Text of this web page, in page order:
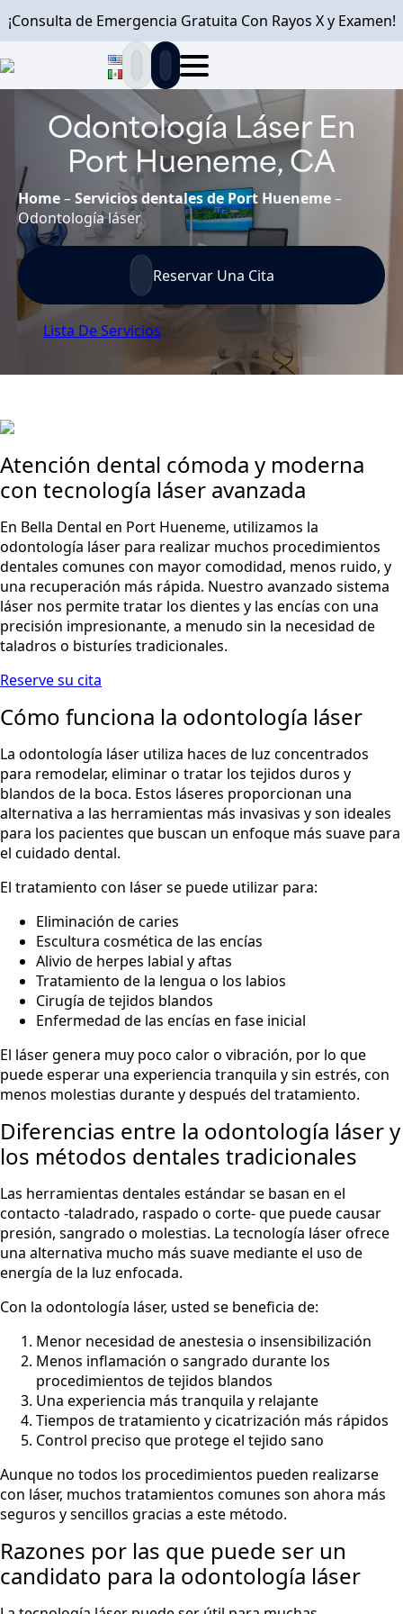
¡Consulta de Emergencia Gratuita Con Rayos X y Examen!
Odontología Láser En
Port Hueneme, CA
Home–Servicios dentales de Port Hueneme–
Odontología láser
Reservar Una Cita
Lista De Servicios
Atención dental cómoda y moderna
con tecnología láser avanzada
En Bella Dental en Port Hueneme, utilizamos la
odontología láser para realizar muchos procedimientos
dentales comunes con mayor comodidad, menos ruido, y
una recuperación más rápida. Nuestro avanzado sistema
láser nos permite tratar los dientes y las encías con una
precisión impresionante, a menudo sin la necesidad de
taladros o bisturíes tradicionales.
Reserve su cita
Cómo funciona la odontología láser
La odontología láser utiliza haces de luz concentrados
para remodelar, eliminar o tratar los tejidos duros y
blandos de la boca. Estos láseres proporcionan una
alternativa a las herramientas más invasivas y son ideales
para los pacientes que buscan un enfoque más suave para
el cuidado dental.
El tratamiento con láser se puede utilizar para:
Eliminación de caries
Escultura cosmética de las encías
Alivio de herpes labial y aftas
Tratamiento de la lengua o los labios
Cirugía de tejidos blandos
Enfermedad de las encías en fase inicial
El láser genera muy poco calor o vibración, por lo que
puede esperar una experiencia tranquila y sin estrés, con
menos molestias durante y después del tratamiento.
Diferencias entre la odontología láser y
los métodos dentales tradicionales
Las herramientas dentales estándar se basan en el
contacto -taladrado, raspado o corte- que puede causar
presión, sangrado o molestias. La tecnología láser ofrece
una alternativa mucho más suave mediante el uso de
energía de la luz enfocada.
Con la odontología láser, usted se beneficia de:
Menor necesidad de anestesia o insensibilización
Menos inflamación o sangrado durante los
procedimientos de tejidos blandos
Una experiencia más tranquila y relajante
Tiempos de tratamiento y cicatrización más rápidos
Control preciso que protege el tejido sano
Aunque no todos los procedimientos pueden realizarse
con láser, muchos tratamientos comunes son ahora más
seguros y sencillos gracias a este método.
Razones por las que puede ser un
candidato para la odontología láser